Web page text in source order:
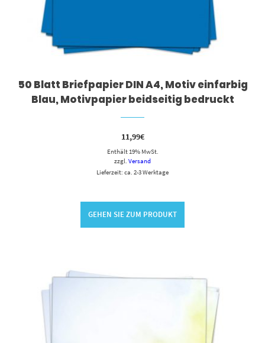
50 Blatt Briefpapier DIN A4, Motiv einfarbig
Blau, Motivpapier beidseitig bedruckt
11,99€
Enthält 19% MwSt.
zzgl. Versand
Lieferzeit: ca. 2-3 Werktage
GEHEN SIE ZUM PRODUKT